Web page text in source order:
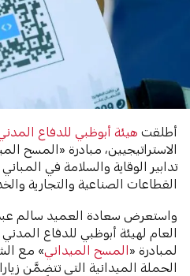
أطلقتهيئة أبوظبي للدفاع المدني
الاستراتيجيين، مبادرة «المسح
تدابير الوقاية والسلامة في
القطاعات الصناعية والتجارية
واستعرض سعادة العميد سالم
العام لهيئة أبوظبي للدفاع المدني
لمبادرة «المسح الميداني » مع
الحملة الميدانية التي تتضمَّن